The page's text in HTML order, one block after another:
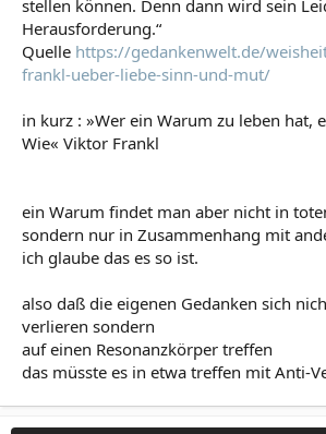
stellen können. Denn dann wird sein
Herausforderung.“
Quelle https://gedankenwelt.de/
frankl-ueber-liebe-sinn-und-mut/
in kurz : »Wer ein Warum zu leben hat,
Wie« Viktor Frankl
ein Warum findet man aber nicht in
sondern nur in Zusammenhang mit
ich glaube das es so ist.
also daß die eigenen Gedanken sich
verlieren sondern
auf einen Resonanzkörper treffen
das müsste es in etwa treffen mit Anti-